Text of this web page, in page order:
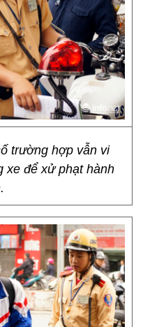
trường hợp vẫn vi
xe để xử phạt hành